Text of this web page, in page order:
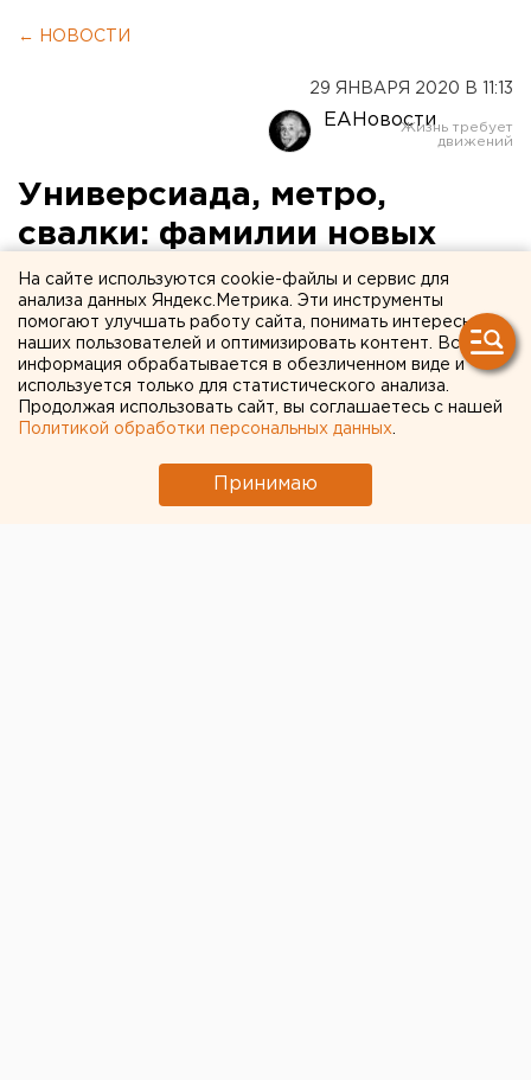
← НОВОСТИ
29 ЯНВАРЯ 2020 В 11:13
ЕАНовости
Универсиада, метро,
свалки: фамилии новых
кураторов главных
свердловских проектов
На сайте используются cookie-файлы и сервис для
анализа данных Яндекс.Метрика. Эти инструменты
помогают улучшать работу сайта, понимать интересы
наших пользователей и оптимизировать контент. Вся
информация обрабатывается в обезличенном виде и
используется только для статистического анализа.
Продолжая использовать сайт, вы соглашаетесь с нашей
Политикой обработки персональных данных
Принимаю